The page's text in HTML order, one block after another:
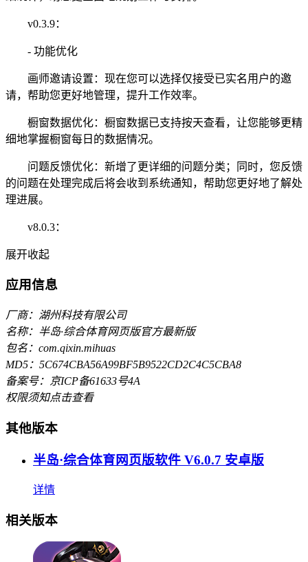
v0.3.9：
- 功能优化
画师邀请设置：现在您可以选择仅接受已实名用户的邀
请，帮助您更好地管理，提升工作效率。
橱窗数据优化：橱窗数据已支持按天查看，让您能够更精
细地掌握橱窗每日的数据情况。
问题反馈优化：新增了更详细的问题分类；同时，您反馈
的问题在处理完成后将会收到系统通知，帮助您更好地了解处
理进展。
v8.0.3：
展开收起
应用信息
厂商：湖州科技有限公司
名称：半岛·综合体育网页版官方最新版
包名：com.qixin.mihuas
MD5：5C674CBA56A99BF5B9522CD2C4C5CBA8
备案号：京ICP备61633号4A
权限须知点击查看
其他版本
半岛·综合体育网页版软件 V6.0.7 安卓版
详情
相关版本